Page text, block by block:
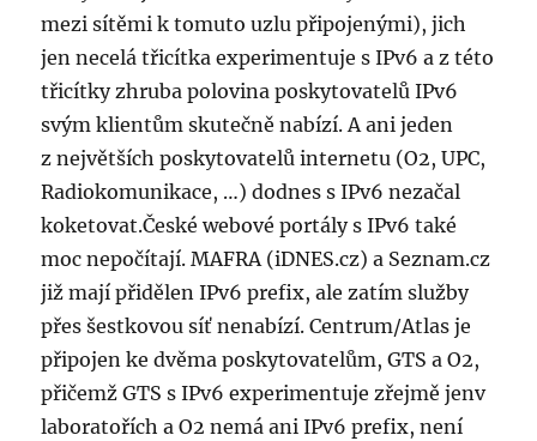
mezi sítěmi k tomuto uzlu připojenými), jich
jen necelá třicítka experimentuje s IPv6 a z této
třicítky zhruba polovina poskytovatelů IPv6
svým klientům skutečně nabízí. A ani jeden
z největších poskytovatelů internetu (O2, UPC,
Radiokomunikace, …) dodnes s IPv6 nezačal
koketovat.České webové portály s IPv6 také
moc nepočítají. MAFRA (iDNES.cz) a Seznam.cz
již mají přidělen IPv6 prefix, ale zatím služby
přes šestkovou síť nenabízí. Centrum/Atlas je
připojen ke dvěma poskytovatelům, GTS a O2,
přičemž GTS s IPv6 experimentuje zřejmě jenv
laboratořích a O2 nemá ani IPv6 prefix, není